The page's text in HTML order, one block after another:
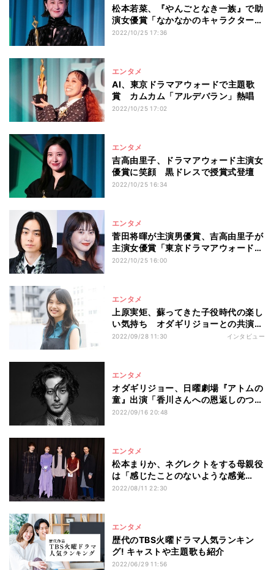
松本若菜、『やんごとなき一族』で助
演女優賞「なかなかのキャラクターだ
った」
2022/10/25 17:36
エンタメ
AI、東京ドラマアウォードで主題歌
賞 カムカム「アルデバラン」熱唱
2022/10/25 17:02
エンタメ
吉高由里子、ドラマアウォード主演女
優賞に笑顔 黒ドレスで授賞式登壇
2022/10/25 16:34
エンタメ
菅田将暉が主演男優賞、吉高由里子が
主演女優賞「東京ドラマアウォード
2022」
2022/10/25 16:00
エンタメ
上原実矩、蘇ってきた子役時代の楽し
い気持ち オダギリジョーとの共演も
刺激に「大きな希望が持てた」
2022/09/28 11:30 インタビュー
エンタメ
オダギリジョー、日曜劇場『アトムの
童』出演「香川さんへの恩返しのつも
りで」
2022/09/16 20:48
エンタメ
松本まりか、ネグレクトをする母親役
は「感じたことのないような感覚
で…」
2022/08/11 22:30
エンタメ
歴代のTBS火曜ドラマ人気ランキン
グ! キャストや主題歌も紹介
2022/06/29 11:56